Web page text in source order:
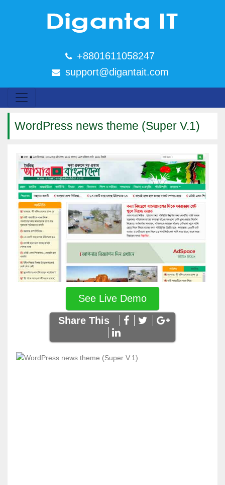
+8801611058247
support@digantait.com
WordPress news theme (Super V.1)
See Live Demo
Share This